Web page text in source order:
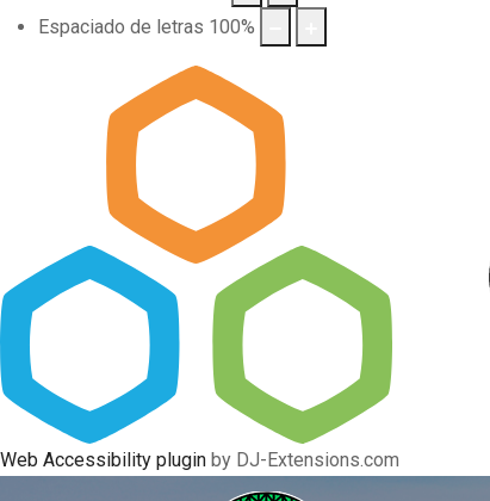
Espaciado de letras 100%
Web Accessibility plugin by DJ-Extensions.com